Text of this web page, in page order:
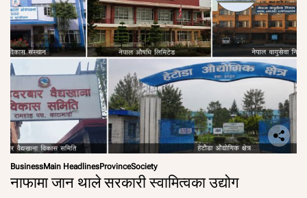
BusinessMain HeadlinesProvinceSociety
नाफामा जान थाले सरकारी स्वामित्वका उद्योग